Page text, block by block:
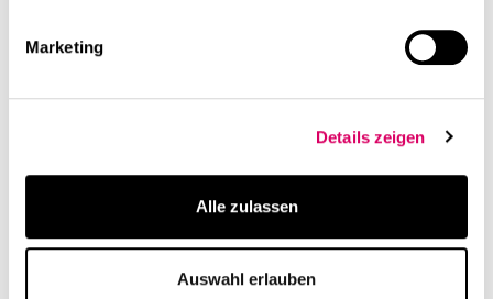
Marketing
Details zeigen
Alle zulassen
Auswahl erlauben